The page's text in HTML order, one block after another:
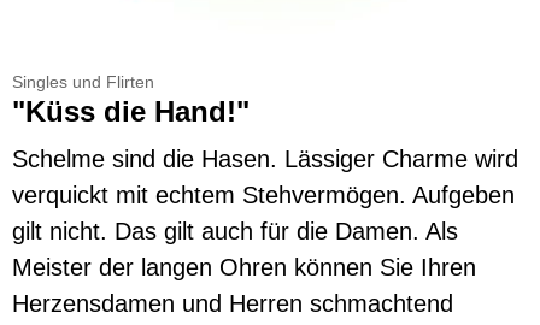
Singles und Flirten
"Küss die Hand!"
Schelme sind die Hasen. Lässiger Charme wird
verquickt mit echtem Stehvermögen. Aufgeben
gilt nicht. Das gilt auch für die Damen. Als
Meister der langen Ohren können Sie Ihren
Herzensdamen und Herren schmachtend